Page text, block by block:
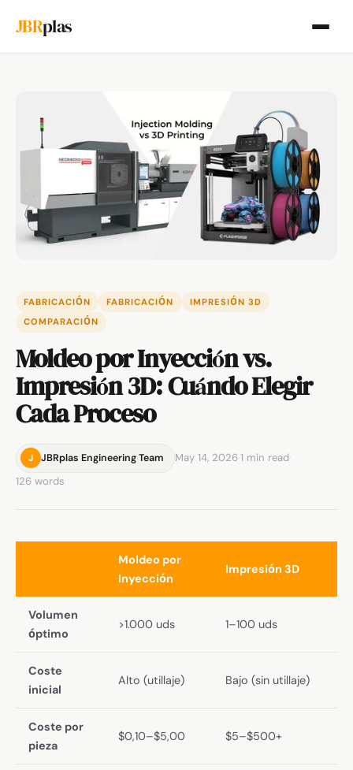
JBRplas
FABRICACIÓN FABRICACIÓN
IMPRESIÓN 3D
COMPARACIÓN
Moldeo por Inyección vs.
Impresión 3D: Cuándo Elegir
Cada Proceso
J JBRplas Engineering Team May 14, 2026·1 min read·
126 words
Moldeo por
Inyección
Impresión 3D
Volumen
óptimo
>1.000 uds 1–100 uds
Coste
inicial
Alto (utillaje) Bajo (sin utillaje)
Coste por
pieza
$0,10–$5,00 $5–$500+